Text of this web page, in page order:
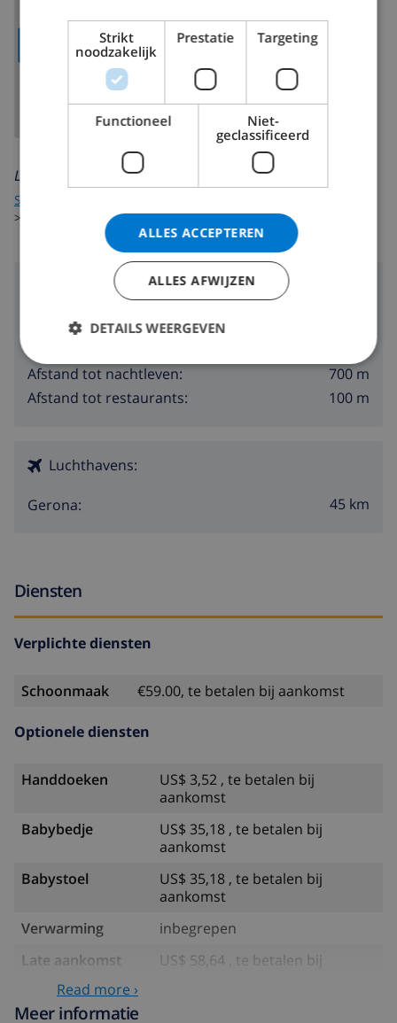
TOON KAART
Lees meer over:
Spanje
>
Barcas)
Omgeving
Afstand tot strand:
Afstand tot nachtleven:
700 m
Afstand tot restaurants:
100 m
Luchthavens:
Gerona: 45 km
Diensten
Verplichte diensten
Schoonmaak €59.00, te betalen bij aankomst
Optionele diensten
Handdoeken
US$ 3,52 , te betalen bij
aankomst
Babybedje
US$ 35,18 , te betalen bij
aankomst
Babystoel
US$ 35,18 , te betalen bij
aankomst
Verwarming
inbegrepen
Late aankomst
US$ 58,64 , te betalen bij
Extra beddengoed
Read more ›
Meer informatie
Strikt
noodzakelijk
Prestatie Targeting
Functioneel
Niet-
geclassificeerd
ALLES ACCEPTEREN
ALLES AFWIJZEN
DETAILS WEERGEVEN